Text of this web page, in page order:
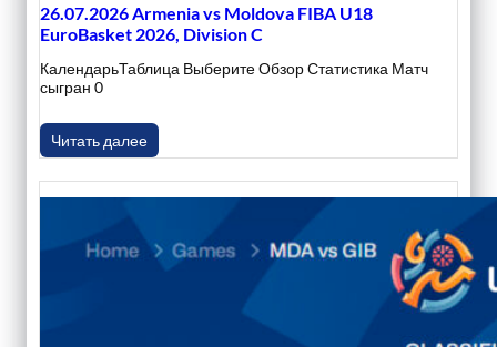
26.07.2026 Armenia vs Moldova FIBA U18
EuroBasket 2026, Division C
КалендарьТаблица Выберите Обзор Статистика Матч
сыгран 0
Читать далее